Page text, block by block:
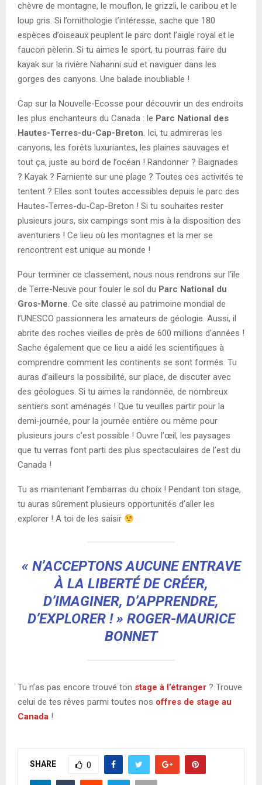
chèvre de montagne, le mouflon, le grizzli, le caribou et le
loup gris. Si l’ornithologie t’intéresse, sache que 180
espèces d’oiseaux peuplent le parc dont l’aigle royal et le
faucon pèlerin. Si tu aimes le sport, tu pourras faire du
kayak sur la rivière Nahanni sud et naviguer dans les
gorges des canyons. Une balade inoubliable !
Cap sur la Nouvelle-Ecosse pour découvrir un des endroits
les plus enchanteurs du Canada : le Parc National des
Hautes-Terres-du-Cap-Breton. Ici, tu admireras les
canyons, les forêts luxuriantes, les plaines sauvages et
tout ça, juste au bord de l’océan ! Randonner ? Baignades
? Kayak ? Farniente sur une plage ? Toutes ces activités te
tentent ? Elles sont toutes accessibles depuis le parc des
Hautes-Terres-du-Cap-Breton ! Si tu souhaites rester
plusieurs jours, six campings sont mis à la disposition des
aventuriers ! Ce lieu où les montagnes et la mer se
rencontrent est unique au monde !
Pour terminer ce classement, nous nous rendrons sur l’île
de Terre-Neuve pour fouler le sol du Parc National du
Gros-Morne. Ce site classé au patrimoine mondial de
l’UNESCO passionnera les amateurs de géologie. Aussi, il
abrite des roches vieilles de près de 600 millions d’années !
Sache également que ce lieu a aidé les scientifiques à
comprendre comment les continents se sont formés. Tu
auras d’ailleurs la possibilité, sur place, de discuter avec
des géologues. Si tu aimes la randonnée, de nombreux
sentiers sont aménagés ! Que tu veuilles partir pour la
demi-journée, pour la journée entière ou même pour
plusieurs jours c’est possible ! Ouvre l’œil, les paysages
que tu verras font parti des plus spectaculaires de l’est du
Canada !
Tu as maintenant l’embarras du choix ! Pendant ton stage,
tu auras sûrement plusieurs opportunités d’aller les
explorer ! A toi de les saisir
« N’ACCEPTONS AUCUNE ENTRAVE
À LA LIBERTÉ DE CRÉER,
D’IMAGINER, D’APPRENDRE,
D’EXPLORER ! » ROGER-MAURICE
BONNET
Tu n’as pas encore trouvé ton stage à l’étranger ? Trouve
celui de tes rêves parmi toutes nos offres de stage au
Canada !
SHARE 0